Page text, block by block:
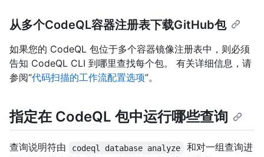
从多个CodeQL容器注册表下载GitHub包
如果您的 CodeQL 包位于多个容器镜像注册表中，则必须
告知 CodeQL CLI 到哪里查找每个包。 有关详细信息，请
参阅“代码扫描的工作流配置选项”。
指定在 CodeQL 包中运行哪些查询
查询说明符由 codeql database analyze
和对一组查询进